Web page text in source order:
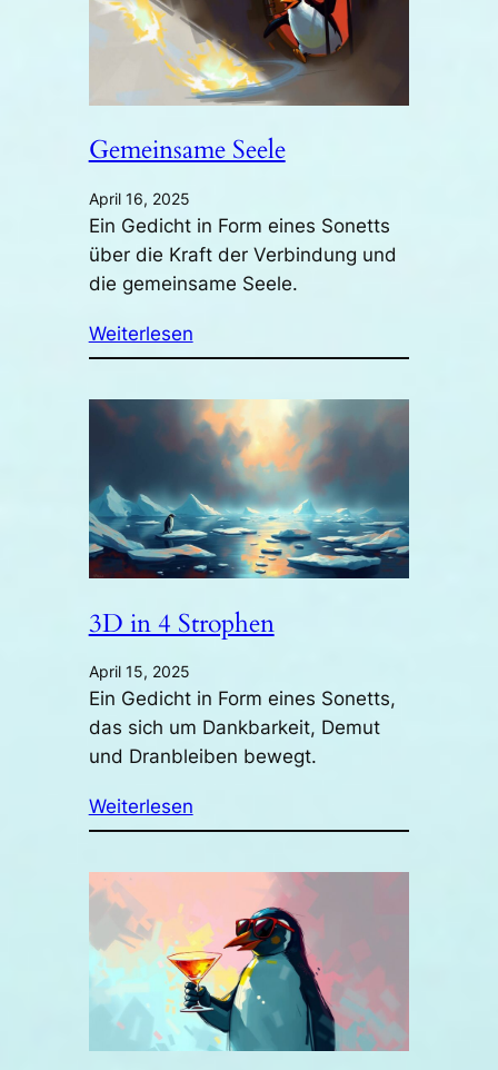
Gemeinsame Seele
April 16, 2025
Ein Gedicht in Form eines Sonetts
über die Kraft der Verbindung und
die gemeinsame Seele.
Weiterlesen
3D in 4 Strophen
April 15, 2025
Ein Gedicht in Form eines Sonetts,
das sich um Dankbarkeit, Demut
und Dranbleiben bewegt.
Weiterlesen